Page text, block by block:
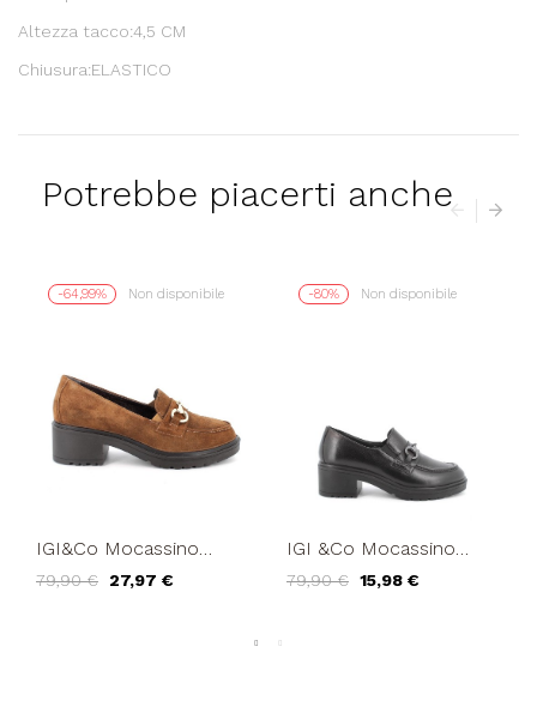
Altezza tacco:4,5 CM
Chiusura:ELASTICO
Potrebbe piacerti anche
-64,99% Non disponibile
IGI&Co Mocassino
Morsetto Cognac
79,90 € 27,97 €
-80% Non disponibile
IGI &Co Mocassino
Tacco Medio Nero
79,90 € 15,98 €